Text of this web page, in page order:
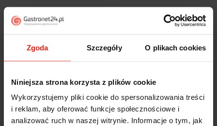
Zgoda Szczegóły O plikach cookies
Niniejsza strona korzysta z plików cookie
Wykorzystujemy pliki cookie do spersonalizowania treści
i reklam, aby oferować funkcje społecznościowe i
analizować ruch w naszej witrynie. Informacje o tym, jak
filtry
Jak zbieramy opinie?
Marcin
5
Polecam szybko sprawnie dobrze zapakowane
Zostałem świetnie obsłużony. Brawa dla pracowników.